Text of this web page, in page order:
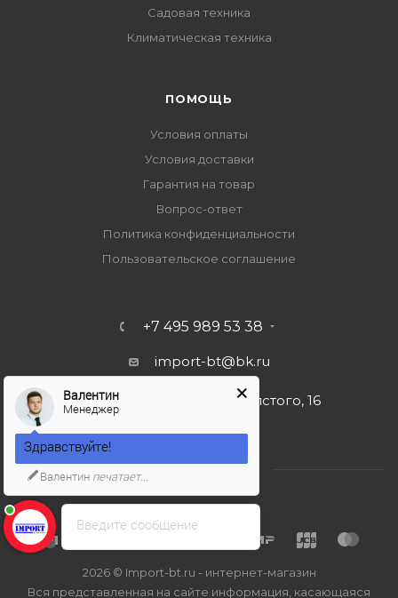
Садовая техника
Климатическая техника
ПОМОЩЬ
Условия оплаты
Условия доставки
Гарантия на товар
Вопрос-ответ
Политика конфиденциальности
Пользовательское соглашение
+7 495 989 53 38
import-bt@bk.ru
г. Москва, ул. Льва Толстого, 16
2026 © Import-bt.ru - интернет-магазин
Вся представленная на сайте информация, касающаяся
Введите сообщение
Валентин
Менеджер
Здравствуйте!
Валентин печатает...